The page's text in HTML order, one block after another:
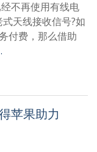
不再使用有线电
天线接收信号?如
付费，那么借助
苹果助力